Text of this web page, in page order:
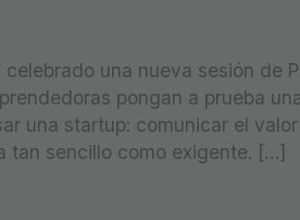
celebrado una nueva sesión de
pongan a prueba
una startup: comunicar el
tan sencillo como exigente. […]